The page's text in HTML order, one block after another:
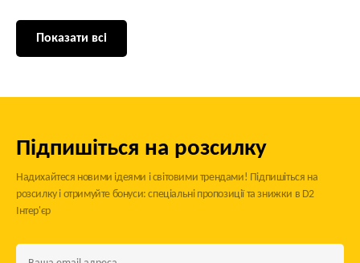
Показати всі
Підпишіться на розсилку
Надихайтеся новими ідеями і світовими трендами! Підпишіться на
розсилку і отримуйте бонуси: спеціальні пропозиції та знижки в D2
Інтер'єр